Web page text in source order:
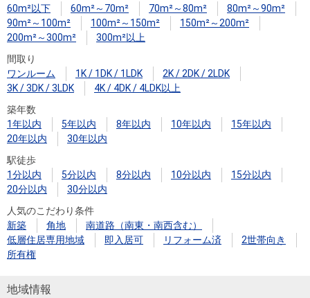
60m²以下
60m²～70m² 70m²～80m²
80m²～90m²
90m²～100m²
100m²～150m²
150m²～200m²
200m²～300m²
300m²以上
間取り
ワンルーム
1K / 1DK / 1LDK
2K / 2DK / 2LDK
3K / 3DK / 3LDK
4K / 4DK / 4LDK以上
築年数
1年以内
5年以内 8年以内 10年以内
15年以内
20年以内
30年以内
駅徒歩
1分以内
5分以内 8分以内 10分以内
15分以内
20分以内
30分以内
人気のこだわり条件
新築
角地
南道路（南東・南西含む）
低層住居専用地域
即入居可 リフォーム済
2世帯向き
所有権
地域情報